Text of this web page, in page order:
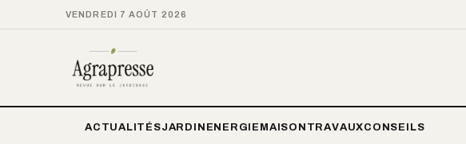
VENDREDI 7 AOÛT 2026
ACTUALITÉSJARDIN ENERGIE MAISON TRAVAUXCONSEILS